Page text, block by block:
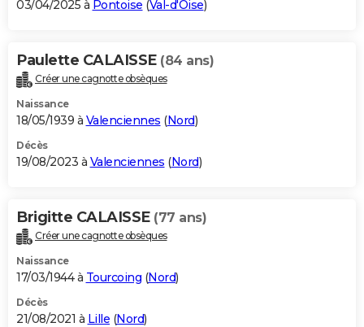
BONS PLANS
Carte de Noël
Carte Bonne année
Carte Saint-Valentin
Carte Pâques
Carte d'anniversaire
DICTIONNAIRE
Dictionnaire
Biographies
Citations
Expressions
Proverbes
PROGRAMME TV
S'inscrire
Se connecter
Lycées
Collèges
Primaires
Universités
Entreprises
Service militaire
Avis de recherche
AVIS DE DÉCÈS
Bricolage
Lifestyle
Culture
Sport
Auto
Television
Voyage
Cinema
03/04/2025 à Pontoise (Val-d'Oise)
Paulette CALAISSE (84 ans)
Créer une cagnotte obsèques
Naissance
18/05/1939 à Valenciennes (Nord)
Décès
19/08/2023 à Valenciennes (Nord)
Brigitte CALAISSE (77 ans)
Créer une cagnotte obsèques
Naissance
17/03/1944 à Tourcoing (Nord)
Décès
21/08/2021 à Lille (Nord)